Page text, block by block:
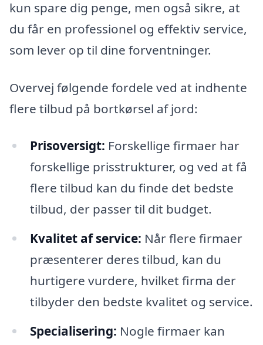
kun spare dig penge, men også sikre, at
du får en professionel og effektiv service,
som lever op til dine forventninger.
Overvej følgende fordele ved at indhente
flere tilbud på bortkørsel af jord:
Prisoversigt: Forskellige firmaer har
forskellige prisstrukturer, og ved at få
flere tilbud kan du finde det bedste
tilbud, der passer til dit budget.
Kvalitet af service: Når flere firmaer
præsenterer deres tilbud, kan du
hurtigere vurdere, hvilket firma der
tilbyder den bedste kvalitet og service.
Specialisering: Nogle firmaer kan